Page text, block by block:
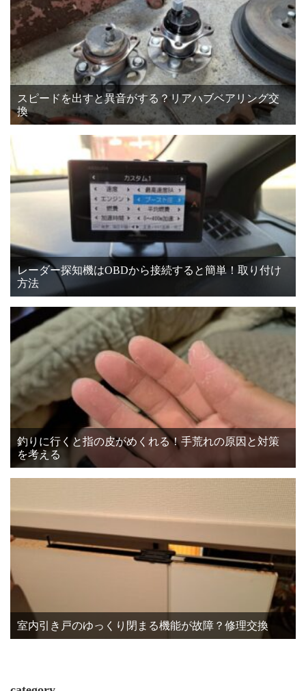
スピードを出すと異音がする？リアハブベアリング交
換
レーダー探知機はOBDから接続すると簡単！取り付け
方法
釣りに行くと指の皮がめくれる！手荒れの原因と対策
を考える
室内引き戸のゆっくり閉まる機能が故障？修理交換